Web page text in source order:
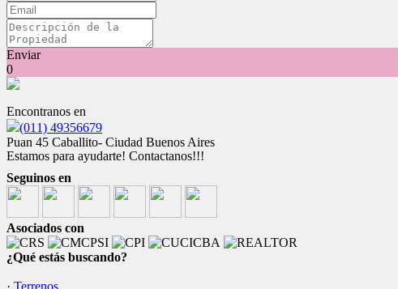
Enviar
0
Encontranos en
(011) 49356679
Puan 45 Caballito- Ciudad Buenos Aires
Estamos para ayudarte! Contactanos!!!
Seguinos en
Asociados con
¿Qué estás buscando?
· Terrenos